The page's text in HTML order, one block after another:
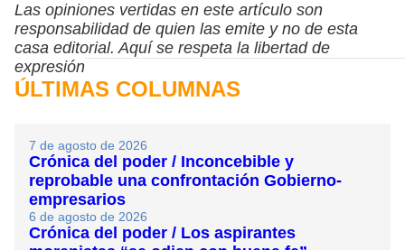
Las opiniones vertidas en este artículo son
responsabilidad de quien las emite y no de esta
casa editorial. Aquí se respeta la libertad de
expresión
ÚLTIMAS COLUMNAS
7 de agosto de 2026
Crónica del poder / Inconcebible y
reprobable una confrontación Gobierno-
empresarios
6 de agosto de 2026
Crónica del poder / Los aspirantes